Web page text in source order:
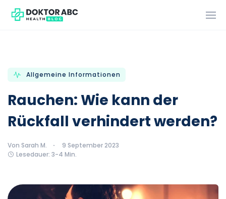
Allgemeine Informationen
Rauchen: Wie kann der
Rückfall verhindert werden?
Von Sarah M.
9 September 2023
Lesedauer: 3-4 Min.